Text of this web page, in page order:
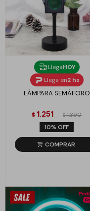
LlegaHOY
Llega en2 hs
LÁMPARA SEMÁFORO
$ 1.251 $ 1.390
10